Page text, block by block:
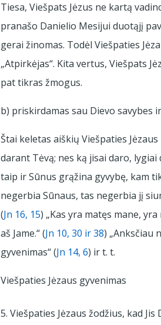
Tiesa, Viešpats Jėzus ne kartą
pranašo Danielio Mesijui duotąjį
gerai žinomas. Todėl Viešpaties
„Atpirkėjas“. Kita vertus, Viešpats
pat tikras žmogus.
b) priskirdamas sau Dievo savybes
Štai keletas aiškių Viešpaties
darant Tėvą; nes ką jisai daro,
taip ir Sūnus grąžina gyvybę, kam
negerbia Sūnaus, tas negerbia jį
(Jn 16, 15) „Kas yra matęs mane, yra
aš Jame.“ (Jn 10, 30 ir 38) „Anksčiau
gyvenimas“ (Jn 14, 6) ir t. t.
Viešpaties Jėzaus gyvenimas
5. Viešpaties Jėzaus žodžius, kad